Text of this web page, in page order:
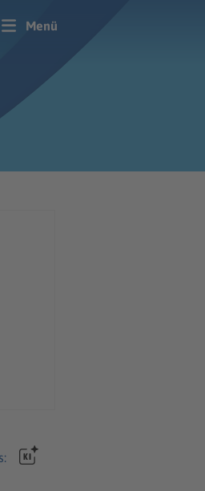
Menü